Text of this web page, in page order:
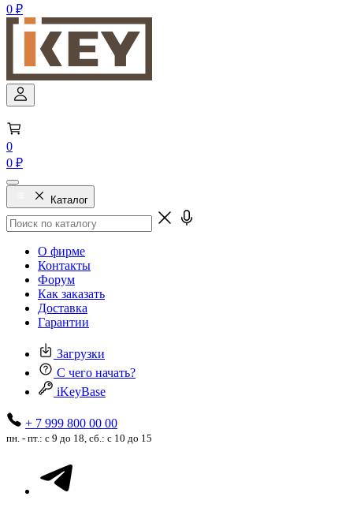
0 ₽
0
0 ₽
Каталог
О фирме
Контакты
Форум
Как заказать
Доставка
Гарантии
Загрузки
С чего начать?
iKeyBase
+ 7 999 800 00 00
пн. - пт.: с 9 до 18, сб.: с 10 до 15